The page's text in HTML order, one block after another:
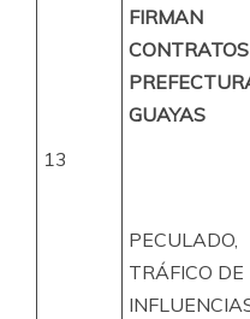
13
FIRMAN
GUAYAS
PECULADO,
TRÁFICO DE